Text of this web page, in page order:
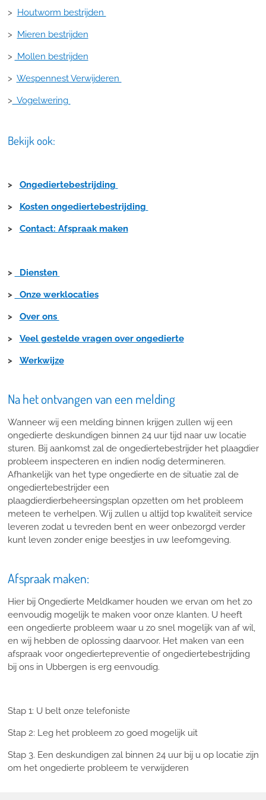
> Houtworm bestrijden
> Mieren bestrijden
> Mollen bestrijden
> Wespennest Verwijderen
> Vogelwering
Bekijk ook:
> Ongediertebestrijding
> Kosten ongediertebestrijding
> Contact: Afspraak maken
> Diensten
> Onze werklocaties
> Over ons
> Veel gestelde vragen over ongedierte
> Werkwijze
Na het ontvangen van een melding
Wanneer wij een melding binnen krijgen zullen wij een
ongedierte deskundigen binnen 24 uur tijd naar uw locatie
sturen. Bij aankomst zal de ongediertebestrijder het plaagdier
probleem inspecteren en indien nodig determineren.
Afhankelijk van het type ongedierte en de situatie zal de
ongediertebestrijder een
plaagdierdierbeheersingsplan opzetten om het probleem
meteen te verhelpen. Wij zullen u altijd top kwaliteit service
leveren zodat u tevreden bent en weer onbezorgd verder
kunt leven zonder enige beestjes in uw leefomgeving.
Afspraak maken:
Hier bij Ongedierte Meldkamer houden we ervan om het zo
eenvoudig mogelijk te maken voor onze klanten. U heeft
een ongedierte probleem waar u zo snel mogelijk van af wil,
en wij hebben de oplossing daarvoor. Het maken van een
afspraak voor ongediertepreventie of ongediertebestrijding
bij ons in Ubbergen is erg eenvoudig.
Stap 1: U belt onze telefoniste
Stap 2: Leg het probleem zo goed mogelijk uit
Stap 3. Een deskundigen zal binnen 24 uur bij u op locatie zijn
om het ongedierte probleem te verwijderen